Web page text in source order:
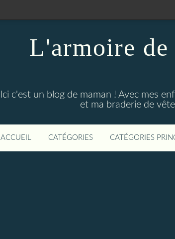
L'armoire
Ici c'est un blog de maman ! Avec mes
et ma braderie de
ACCUEIL CATÉGORIES CATÉGORIES